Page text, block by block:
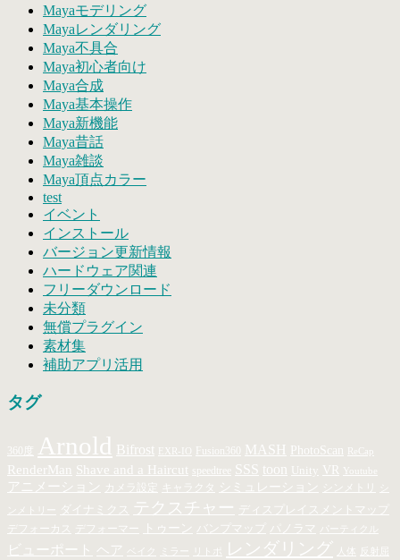
Mayaモデリング
Mayaレンダリング
Maya不具合
Maya初心者向け
Maya合成
Maya基本操作
Maya新機能
Maya昔話
Maya雑談
Maya頂点カラー
test
イベント
インストール
バージョン更新情報
ハードウェア関連
フリーダウンロード
未分類
無償プラグイン
素材集
補助アプリ活用
タグ
360度 Arnold Bifrost EXR-IO Fusion360 MASH PhotoScan ReCap
RenderMan Shave and a Haircut speedtree SSS toon Unity VR Youtube
アニメーション カメラ設定 キャラクタ シミュレーション シンメトリ
ンメトリー ダイナミクス テクスチャー ディスプレイスメントマップ
デフォーカス デフォーマー トゥーン バンプマップ パノラマ パーティクル
ビューポート ヘア ベイク ミラー レンダリング 人体
反射屈